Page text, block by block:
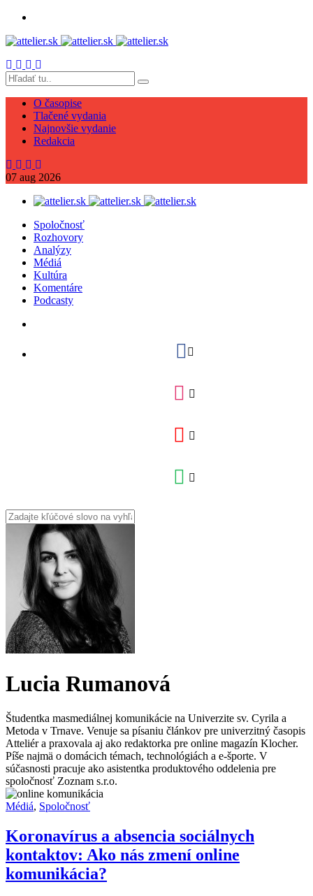
O časopise
Tlačené vydania
Najnovšie vydanie
Redakcia
07 aug 2026
Spoločnosť
Rozhovory
Analýzy
Médiá
Kultúra
Komentáre
Podcasty
Lucia Rumanová
Študentka masmediálnej komunikácie na Univerzite sv. Cyrila a
Metoda v Trnave. Venuje sa písaniu článkov pre univerzitný časopis
Atteliér a praxovala aj ako redaktorka pre online magazín Klocher.
Píše najmä o domácich témach, technológiách a e-športe. V
súčasnosti pracuje ako asistentka produktového oddelenia pre
spoločnosť Zoznam s.r.o.
Médiá, Spoločnosť
Koronavírus a absencia sociálnych
kontaktov: Ako nás zmení online
komunikácia?